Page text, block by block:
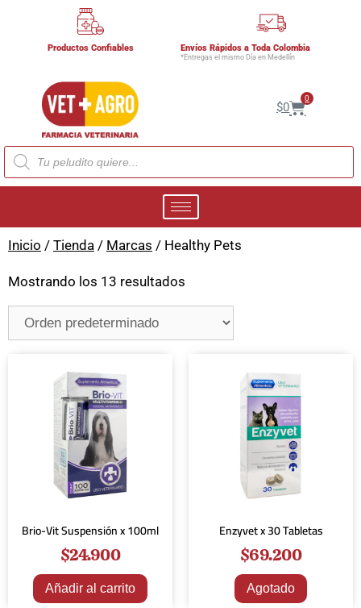
Productos Confiables Envíos Rápidos a Toda Colombia
*Entregas el mismo Día en Medellín
$0
0
Inicio / Tienda / Marcas / Healthy Pets
Mostrando los 13 resultados
Brio-Vit Suspensión x 100ml
$24.900
Añadir al carrito
Enzyvet x 30 Tabletas
$69.200
Agotado